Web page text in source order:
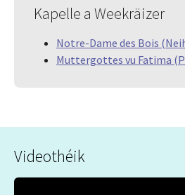
Kapelle a Weekräizer
Notre-Dame des Bois
Muttergottes vu Fatima
Videothéik